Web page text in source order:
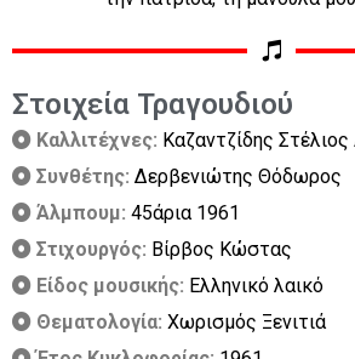
Στοιχεία Τραγουδιού
Καλλιτέχνες: Καζαντζίδης
Συνθέτης: Δερβενιώτης Θόδωρος
Άλμπουμ: 45άρια 1961
Στιχουργός: Βίρβος Κώστας
Είδος μουσικής: Ελληνικό λαικό
Θεματολογία: Χωρισμός Ξενιτιά